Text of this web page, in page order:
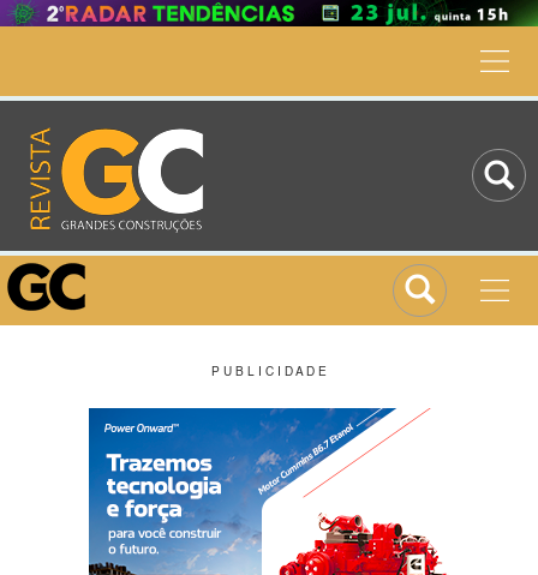
P U B L I C I D A D E